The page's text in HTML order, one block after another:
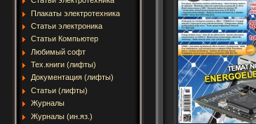
Плакаты электротехника
Статьи электроника
Статьи Компьютер
Любимый софт
Тех.книги (лифты)
Документация (лифты)
Статьи (лифты)
Журналы
Журналы (ин.яз.)